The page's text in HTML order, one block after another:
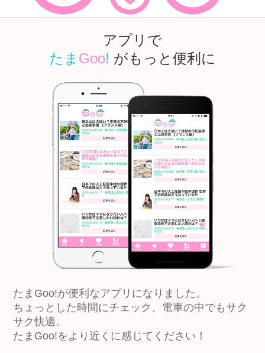
アプリで
たま Goo! がもっと便利に
たまGoo!が便利なアプリになりました。
ちょっとした時間にチェック、電車の中でもサク
サク快適。
たまGoo!をより近くに感じてください！